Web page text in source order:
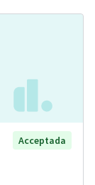
Acceptada